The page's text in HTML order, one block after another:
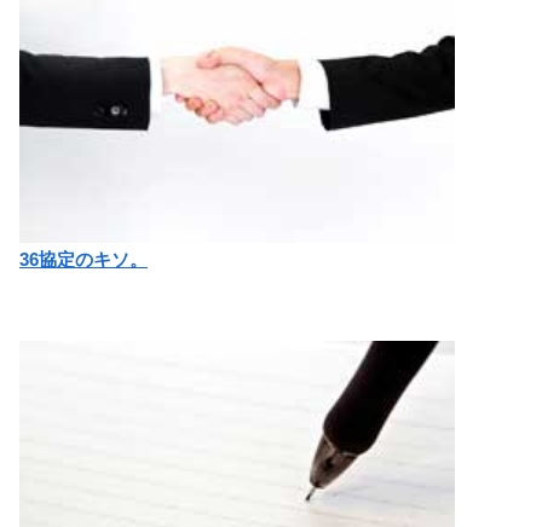
36協定のキソ。